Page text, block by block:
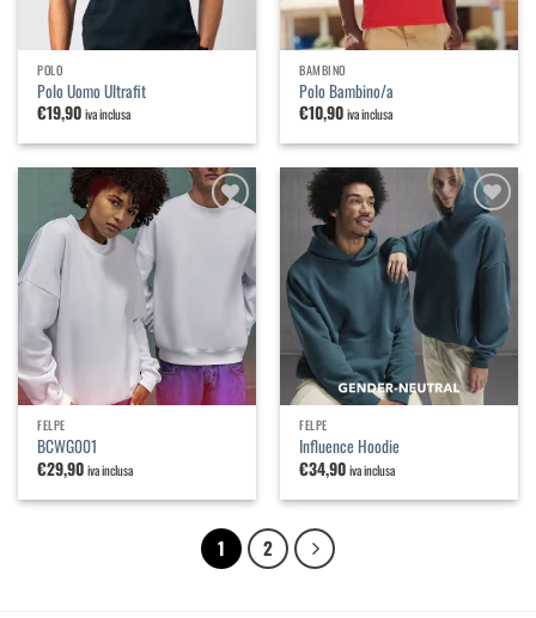
POLO
Polo Uomo Ultrafit
€19,90iva inclusa
BAMBINO
Polo Bambino/a
€10,90iva inclusa
lista dei
desideri
FELPE
BCWG001
€29,90iva inclusa
Aggiungi
alla
lista dei
desideri
FELPE
Influence Hoodie
€34,90iva inclusa
1 2